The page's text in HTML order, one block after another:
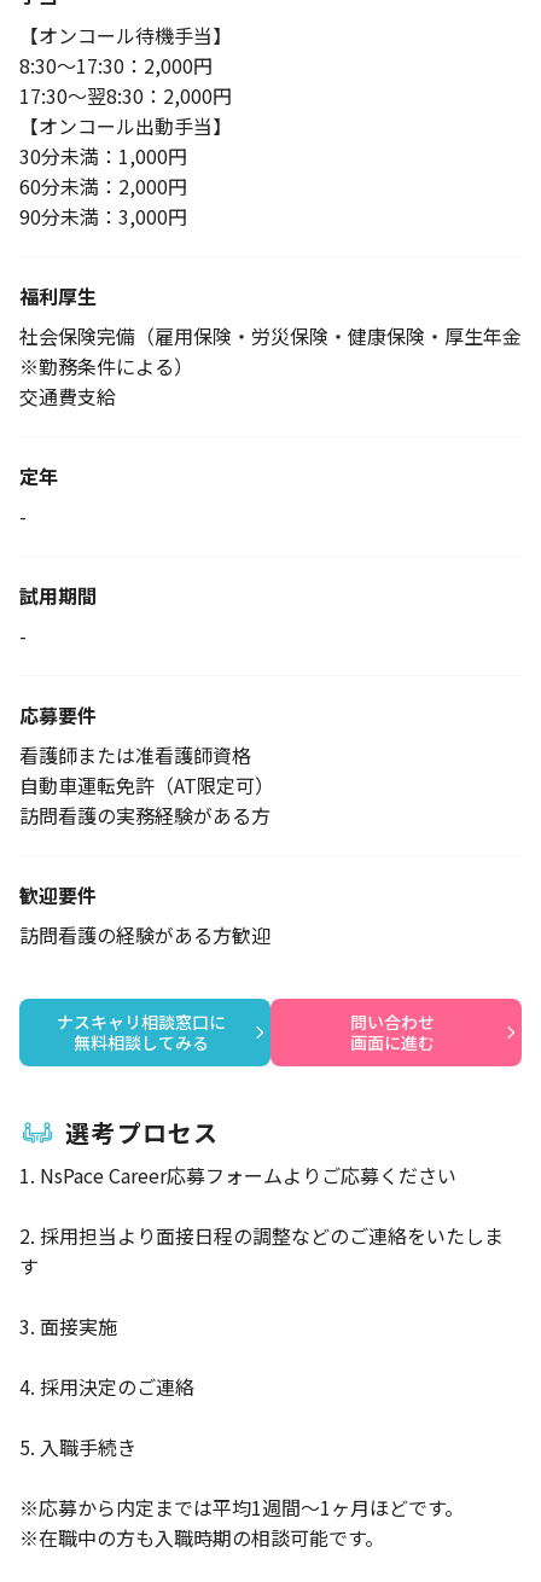
【オンコール待機手当】
8:30～17:30：2,000円
17:30～翌8:30：2,000円
【オンコール出動手当】
30分未満：1,000円
60分未満：2,000円
90分未満：3,000円
福利厚生
社会保険完備（雇用保険・労災保険・健康保険・厚生年金
※勤務条件による）
交通費支給
定年
-
試用期間
-
応募要件
看護師または准看護師資格
自動車運転免許（AT限定可）
訪問看護の実務経験がある方
歓迎要件
訪問看護の経験がある方歓迎
ナスキャリ相談窓口に
無料相談してみる
問い合わせ
画面に進む
選考プロセス
1. NsPace Career応募フォームよりご応募ください
2. 採用担当より面接日程の調整などのご連絡をいたしま
す
3. 面接実施
4. 採用決定のご連絡
5. 入職手続き
※応募から内定までは平均1週間～1ヶ月ほどです。
※在職中の方も入職時期の相談可能です。